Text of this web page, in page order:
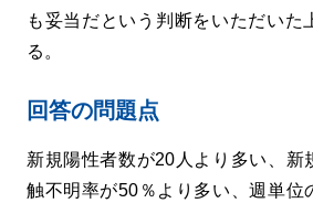
も妥当だという判断をいただいた
る。
回答の問題点
新規陽性者数が20人より多い、新
触不明率が50％より多い、週単位